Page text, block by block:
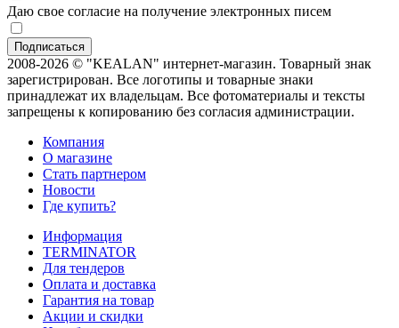
Даю свое согласие на получение электронных писем
2008-2026 © "KEALAN" интернет-магазин. Товарный знак
зарегистрирован. Все логотипы и товарные знаки
принадлежат их владельцам. Все фотоматериалы и тексты
запрещены к копированию без согласия администрации.
Компания
О магазине
Стать партнером
Новости
Где купить?
Информация
TERMINATOR
Для тендеров
Оплата и доставка
Гарантия на товар
Акции и скидки